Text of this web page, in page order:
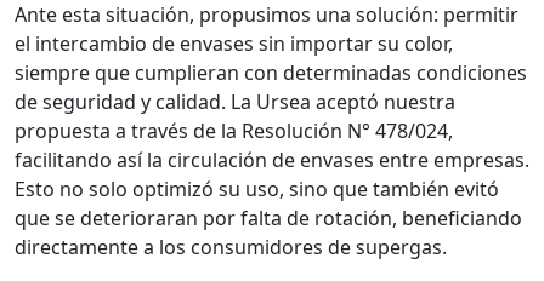
Ante esta situación, propusimos una solución: permitir
el intercambio de envases sin importar su color,
siempre que cumplieran con determinadas condiciones
de seguridad y calidad. La Ursea aceptó nuestra
propuesta a través de la Resolución N° 478/024,
facilitando así la circulación de envases entre empresas.
Esto no solo optimizó su uso, sino que también evitó
que se deterioraran por falta de rotación, beneficiando
directamente a los consumidores de supergas.